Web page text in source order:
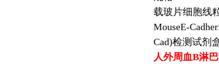
载玻片细胞线
MouseE-
Cad)检测试剂
人外周血B淋